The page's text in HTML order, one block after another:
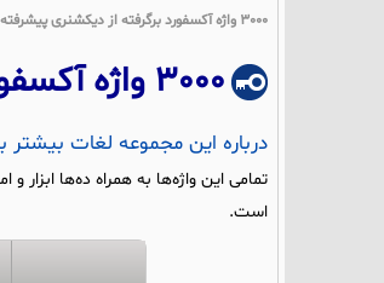
3000 واژه آکسفورد برگرفته از دیکشنری پیشرفته امریکن آکسفورد
3000 واژه آکسفورد
درباره این مجموعه لغات بیشتر
تمامی این واژه‌ها به همراه ده‌ها
است.